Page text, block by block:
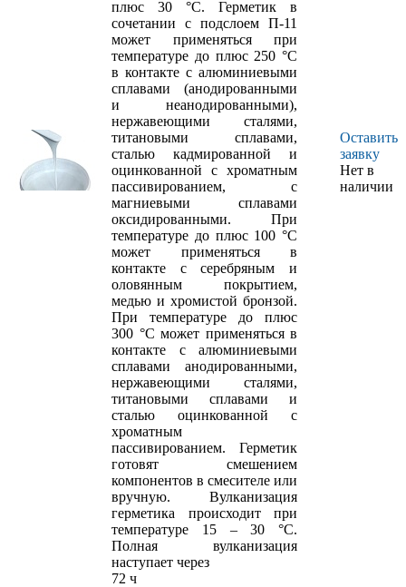
плюс 30 °С. Герметик в
сочетании с подслоем П-11
может применяться при
температуре до плюс 250 °С
в контакте с алюминиевыми
сплавами (анодированными
и неанодированными),
нержавеющими сталями,
титановыми сплавами,
сталью кадмированной и
оцинкованной с хроматным
пассивированием, с
магниевыми сплавами
оксидированными. При
температуре до плюс 100 °С
может применяться в
контакте с серебряным и
оловянным покрытием,
медью и хромистой бронзой.
При температуре до плюс
300 °С может применяться в
контакте с алюминиевыми
сплавами анодированными,
нержавеющими сталями,
титановыми сплавами и
сталью оцинкованной с
хроматным
пассивированием. Герметик
готовят смешением
компонентов в смесителе или
вручную. Вулканизация
герметика происходит при
температуре 15 – 30 °С.
Полная вулканизация
наступает через
72 ч
Оставить
заявку
Нет в
наличии